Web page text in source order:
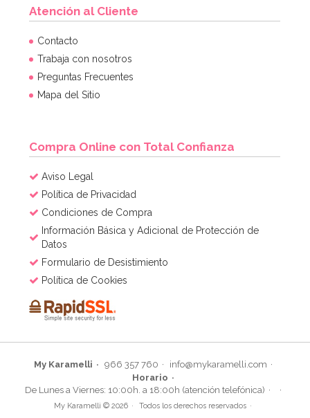
Atención al Cliente
Contacto
Trabaja con nosotros
Preguntas Frecuentes
Mapa del Sitio
Compra Online con Total Confianza
Aviso Legal
Política de Privacidad
Condiciones de Compra
Información Básica y Adicional de Protección de
Datos
Formulario de Desistimiento
Política de Cookies
My Karamelli 966 357 760
info@mykaramelli.com
Horario
De Lunes a Viernes: 10:00h. a 18:00h (atención telefónica)
My Karamelli © 2026 Todos los derechos reservados